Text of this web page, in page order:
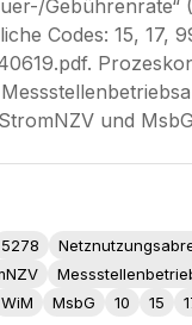
Gebührenrate“
Codes: 15, 17,
und
5278
WiM MsbG 10 15